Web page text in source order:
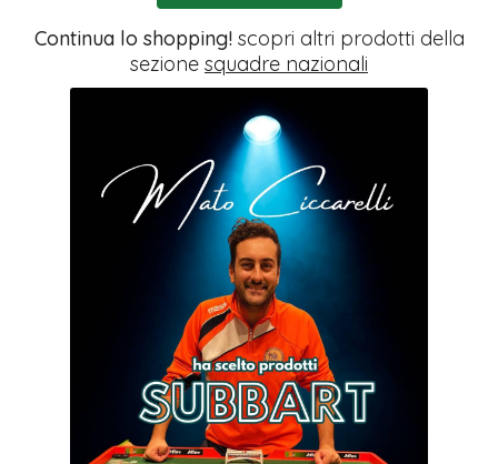
Continua lo shopping!scopri altri prodotti della
sezione squadre nazionali